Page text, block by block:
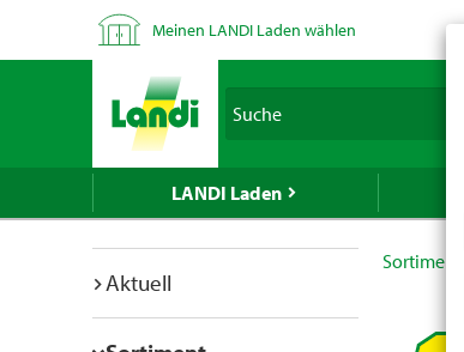
Meinen LANDI Laden wählen
LANDI Laden
Aktuell
Sortiment